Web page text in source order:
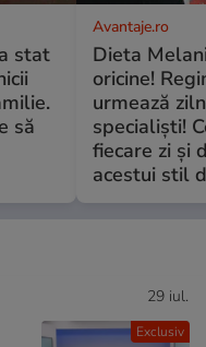
stat
să
Avantaje.ro
Dieta
oricine!
urmează
specialiști!
fiecare zi și
acestui stil
Exclusiv
29 iul.